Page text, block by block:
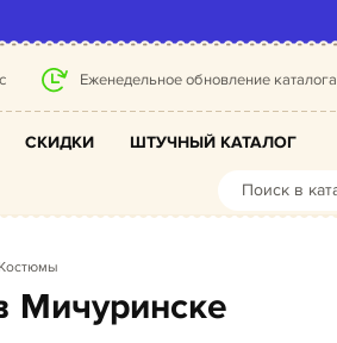
Еженедельное обновление каталога
СКИДКИ ШТУЧНЫЙ КАТАЛОГ
Костюмы
Мичуринске